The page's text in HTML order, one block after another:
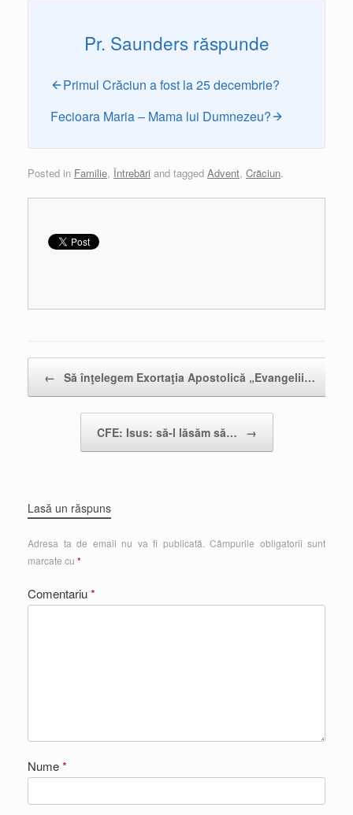
Pr. Saunders răspunde
Primul Crăciun a fost la 25 decembrie?
Fecioara Maria – Mama lui Dumnezeu?
Posted in Familie, Întrebări and tagged Advent, Crăciun.
← Să înţelegem Exortaţia Apostolică „Evangelii…
CFE: Isus: să-l lăsăm să… →
Lasă un răspuns
Adresa ta de email nu va fi publicată. Câmpurile obligatorii sunt
marcate cu *
Comentariu*
Nume*